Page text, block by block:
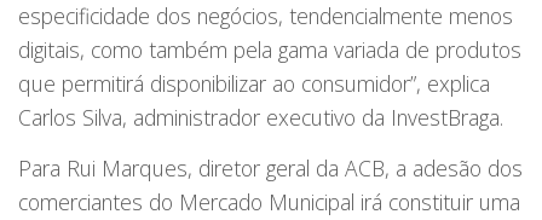
especificidade dos negócios, tendencialmente menos
digitais, como também pela gama variada de produtos
que permitirá disponibilizar ao consumidor”, explica
Carlos Silva, administrador executivo da InvestBraga.
Para Rui Marques, diretor geral da ACB, a adesão dos
comerciantes do Mercado Municipal irá constituir uma